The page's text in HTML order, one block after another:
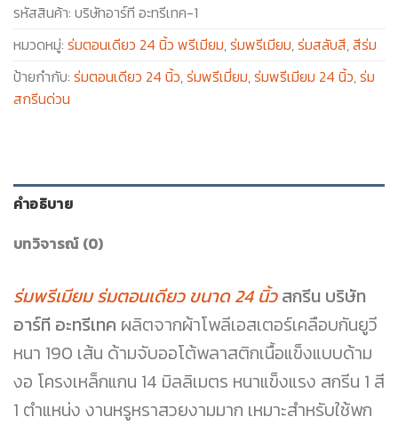
รหัสสินค้า: บริษัทอาร์ที อะทรีเทค-1
หมวดหมู่: ร่มตอนเดียว 24 นิ้ว พรีเมียม,ร่มพรีเมียม,ร่มสลับสี,สีร่ม
ป้ายกำกับ: ร่มตอนเดียว 24 นิ้ว,ร่มพรีเมี่ยม,ร่มพรีเมียม 24 นิ้ว,ร่ม
สกรีนด่วน
คำอธิบาย
บทวิจารณ์ (0)
ร่มพรีเมียม ร่มตอนเดียว ขนาด 24 นิ้วสกรีน บริษัท
อาร์ที อะทรีเทค ผลิตจากผ้าโพลีเอสเตอร์เคลือบกันยูวี
หนา 190 เส้น ด้ามจับออโต้พลาสติกเนื้อแข็งแบบด้าม
งอ โครงเหล็กแกน 14 มิลลิเมตร หนาแข็งแรง สกรีน 1 สี
1 ตำแหน่ง งานหรูหราสวยงามมาก เหมาะสำหรับใช้พก